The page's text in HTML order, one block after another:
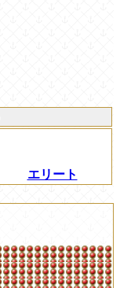
エリート